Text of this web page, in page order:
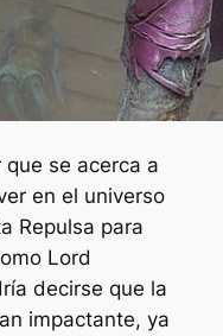
que se acerca a
en el universo
Repulsa para
Lord
decirse que la
impactante, ya